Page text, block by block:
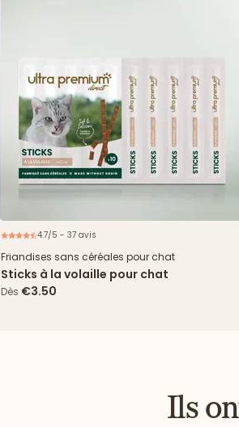
4.7/5 - 37 avis
Friandises sans céréales pour chat
Sticks à la volaille pour chat
Dès €3.50
Ils